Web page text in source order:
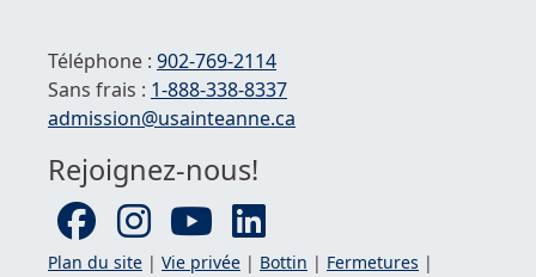
Téléphone : 902-769-2114
Sans frais : 1-888-338-8337
Courriel :
admission@usainteanne.ca
Rejoignez-nous!
Plan du site | Vie privée | Bottin | Fermetures |